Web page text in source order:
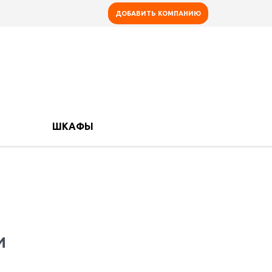
ДОБАВИТЬ КОМПАНИЮ
ШКАФЫ